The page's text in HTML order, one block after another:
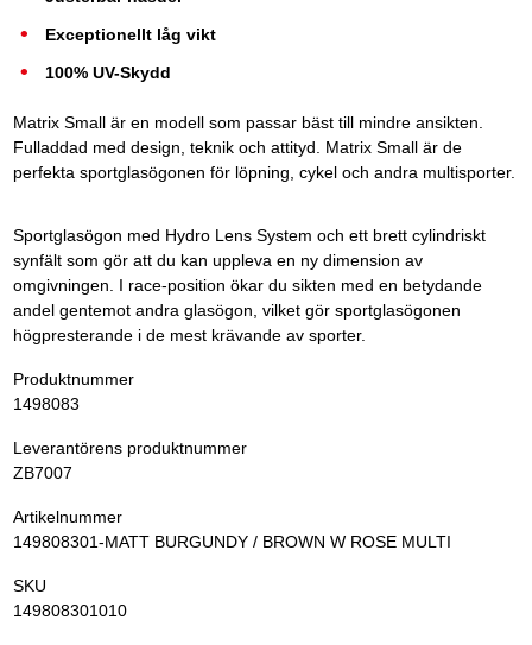
Exceptionellt låg vikt
100% UV-Skydd
Matrix Small är en modell som passar bäst till mindre ansikten.
Fulladdad med design, teknik och attityd. Matrix Small är de
perfekta sportglasögonen för löpning, cykel och andra multisporter.
Sportglasögon med Hydro Lens System och ett brett cylindriskt
synfält som gör att du kan uppleva en ny dimension av
omgivningen. I race-position ökar du sikten med en betydande
andel gentemot andra glasögon, vilket gör sportglasögonen
högpresterande i de mest krävande av sporter.
Produktnummer
1498083
Leverantörens produktnummer
ZB7007
Artikelnummer
149808301-MATT BURGUNDY / BROWN W ROSE MULTI
SKU
149808301010